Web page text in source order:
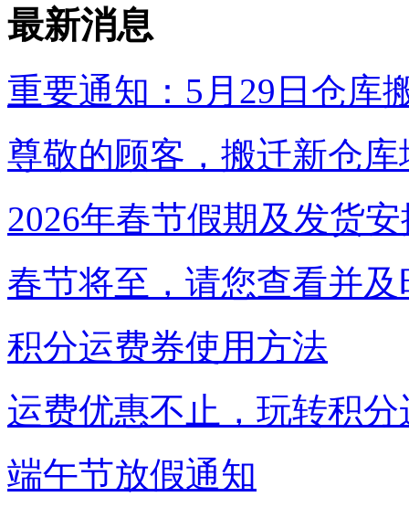
最新消息
重要通知：5月29日仓库
尊敬的顾客，搬迁新仓
2026年春节假期及发货
春节将至，请您查看并
积分运费券使用方法
运费优惠不止，玩转积
端午节放假通知